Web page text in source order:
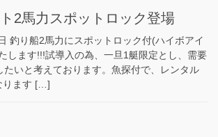
2馬力スポットロック登場
釣り船2馬力にスポットロック付(ハイボアイ
します!!!試導入の為、一旦1艇限定とし、需要
たいと考えております。魚探付で、レンタル
ます […]